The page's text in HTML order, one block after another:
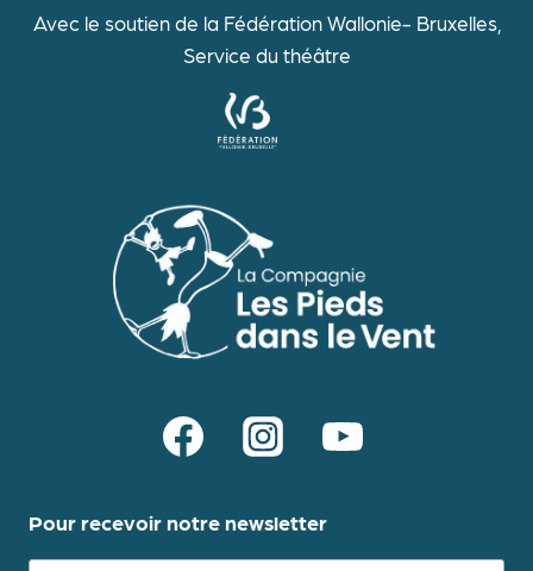
Avec le soutien de la Fédération Wallonie- Bruxelles,
Service du théâtre
Pour recevoir notre newsletter